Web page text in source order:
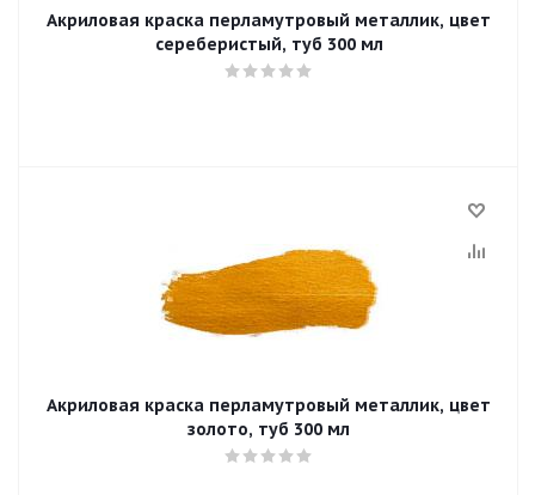
Акриловая краска перламутровый металлик, цвет
сереберистый, туб 300 мл
Акриловая краска перламутровый металлик, цвет
золото, туб 300 мл